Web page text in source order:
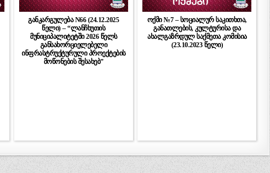
განკარგულება N66 (24.12.2025
წელი) – “ლანჩხუთის
მუნიციპალიტეტში 2026 წელს
განსახორციელებელი
ინფრასტრუქტურული პროექტების
მოწონების შესახებ”
ოქმი №7 – სოციალურ საკითხთა,
განათლების, კულტურისა და
ახალგაზრდულ საქმეთა კომისია
(23.10.2023 წელი)